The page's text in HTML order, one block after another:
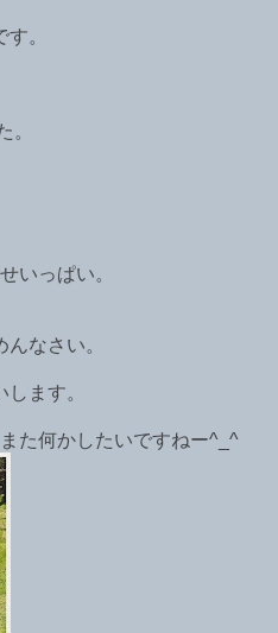
。
。
いっぱい。
なさい。
ます。
た何かしたいですねー^_^